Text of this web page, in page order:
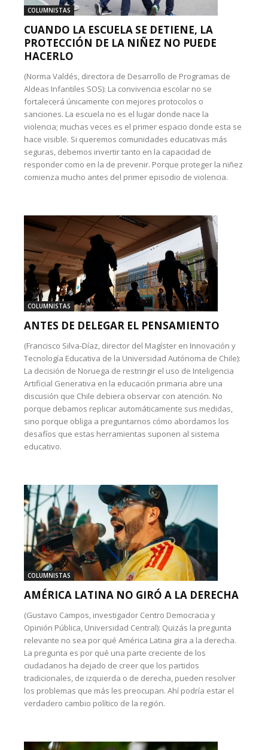
COLUMNISTAS
CUANDO LA ESCUELA SE DETIENE, LA
PROTECCIÓN DE LA NIÑEZ NO PUEDE
HACERLO
(Norma Valdés, directora de Desarrollo de Programas de
Aldeas Infantiles SOS): La convivencia escolar no se
fortalecerá únicamente con mejores protocolos o
sanciones. La escuela no es el lugar donde nace la
violencia; muchas veces es el primer espacio donde esta se
hace visible. Si queremos comunidades educativas más
seguras, debemos invertir tanto en la capacidad de
responder como en la de prevenir. Porque proteger la niñez
comienza mucho antes del primer episodio de violencia.
COLUMNISTAS
ANTES DE DELEGAR EL PENSAMIENTO
(Francisco Silva-Díaz, director del Magíster en Innovación y
Tecnología Educativa de la Universidad Autónoma de Chile):
La decisión de Noruega de restringir el uso de Inteligencia
Artificial Generativa en la educación primaria abre una
discusión que Chile debiera observar con atención. No
porque debamos replicar automáticamente sus medidas,
sino porque obliga a preguntarnos cómo abordamos los
desafíos que estas herramientas suponen al sistema
educativo.
COLUMNISTAS
AMÉRICA LATINA NO GIRÓ A LA DERECHA
(Gustavo Campos, investigador Centro Democracia y
Opinión Pública, Universidad Central): Quizás la pregunta
relevante no sea por qué América Latina gira a la derecha.
La pregunta es por qué una parte creciente de los
ciudadanos ha dejado de creer que los partidos
tradicionales, de izquierda o de derecha, pueden resolver
los problemas que más les preocupan. Ahí podría estar el
verdadero cambio político de la región.